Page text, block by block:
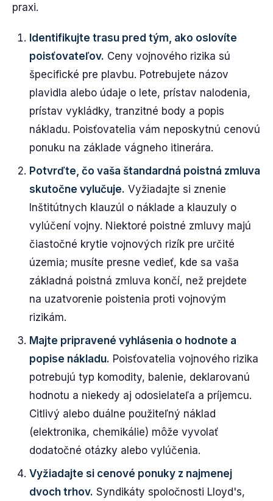
praxi.
Identifikujte trasu pred tým, ako oslovíte
poisťovateľov. Ceny vojnového rizika sú
špecifické pre plavbu. Potrebujete názov
plavidla alebo údaje o lete, prístav nalodenia,
prístav vykládky, tranzitné body a popis
nákladu. Poisťovatelia vám neposkytnú cenovú
ponuku na základe vágneho itinerára.
Potvrďte, čo vaša štandardná poistná zmluva
skutočne vylučuje. Vyžiadajte si znenie
Inštitútnych klauzúl o náklade a klauzuly o
vylúčení vojny. Niektoré poistné zmluvy majú
čiastočné krytie vojnových rizík pre určité
územia; musíte presne vedieť, kde sa vaša
základná poistná zmluva končí, než prejdete
na uzatvorenie poistenia proti vojnovým
rizikám.
Majte pripravené vyhlásenia o hodnote a
popise nákladu. Poisťovatelia vojnového rizika
potrebujú typ komodity, balenie, deklarovanú
hodnotu a niekedy aj odosielateľa a príjemcu.
Citlivý alebo duálne použiteľný náklad
(elektronika, chemikálie) môže vyvolať
dodatočné otázky alebo vylúčenia.
Vyžiadajte si cenové ponuky z najmenej
dvoch trhov. Syndikáty spoločnosti Lloyd's,